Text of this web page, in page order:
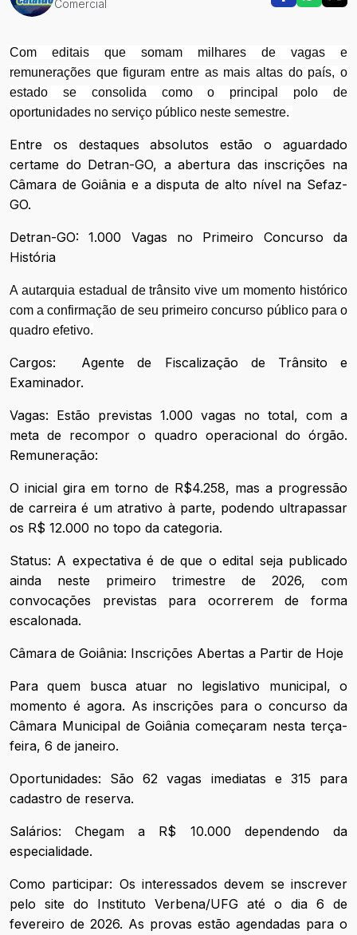
Comercial
Com editais que somam milhares de vagas e
remunerações que figuram entre as mais altas do país, o
estado se consolida como o principal polo de
oportunidades no serviço público neste semestre.
Entre os destaques absolutos estão o aguardado
certame do Detran-GO, a abertura das inscrições na
Câmara de Goiânia e a disputa de alto nível na Sefaz-
GO.
Detran-GO: 1.000 Vagas no Primeiro Concurso da
História
A autarquia estadual de trânsito vive um momento histórico
com a confirmação de seu primeiro concurso público para o
quadro efetivo.
Cargos:
Agente de Fiscalização de Trânsito e
Examinador.
Vagas: Estão previstas 1.000 vagas no total, com a
meta de recompor o quadro operacional do órgão.
Remuneração:
O inicial gira em torno de R$4.258, mas a progressão
de carreira é um atrativo à parte, podendo ultrapassar
os R$ 12.000 no topo da categoria.
Status: A expectativa é de que o edital seja publicado
ainda neste primeiro trimestre de 2026, com
convocações previstas para ocorrerem de forma
escalonada.
Câmara de Goiânia: Inscrições Abertas a Partir de Hoje
Para quem busca atuar no legislativo municipal, o
momento é agora. As inscrições para o concurso da
Câmara Municipal de Goiânia começaram nesta terça-
feira, 6 de janeiro.
Oportunidades: São 62 vagas imediatas e 315 para
cadastro de reserva.
Salários: Chegam a R$ 10.000 dependendo da
especialidade.
Como participar: Os interessados devem se inscrever
pelo site do Instituto Verbena/UFG até o dia 6 de
fevereiro de 2026. As provas estão agendadas para o